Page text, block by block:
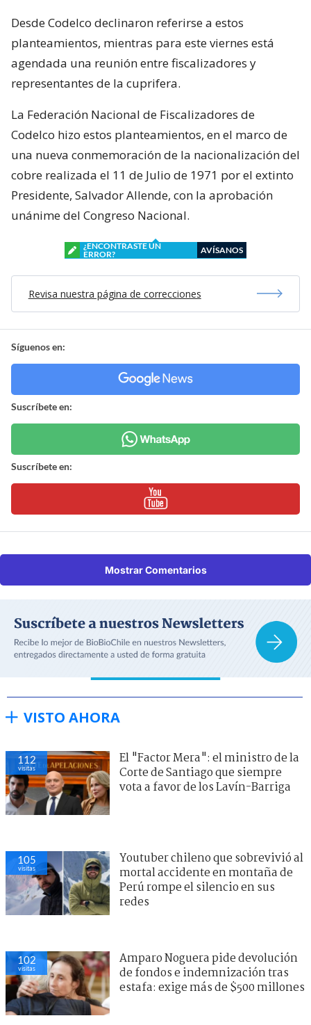
Desde Codelco declinaron referirse a estos
planteamientos, mientras para este viernes está
agendada una reunión entre fiscalizadores y
representantes de la cuprifera.
La Federación Nacional de Fiscalizadores de
Codelco hizo estos planteamientos, en el marco de
una nueva conmemoración de la nacionalización del
cobre realizada el 11 de Julio de 1971 por el extinto
Presidente, Salvador Allende, con la aprobación
unánime del Congreso Nacional.
¿ENCONTRASTE UN
ERROR?
AVÍSANOS
Revisa nuestra página de correcciones
Síguenos en:
Suscríbete en:
Suscríbete en:
Mostrar Comentarios
VISTO AHORA
112
visitas
El "Factor Mera": el ministro de la
Corte de Santiago que siempre
vota a favor de los Lavín-Barriga
105
visitas
Youtuber chileno que sobrevivió al
mortal accidente en montaña de
Perú rompe el silencio en sus
redes
102
visitas
Amparo Noguera pide devolución
de fondos e indemnización tras
estafa: exige más de $500 millones